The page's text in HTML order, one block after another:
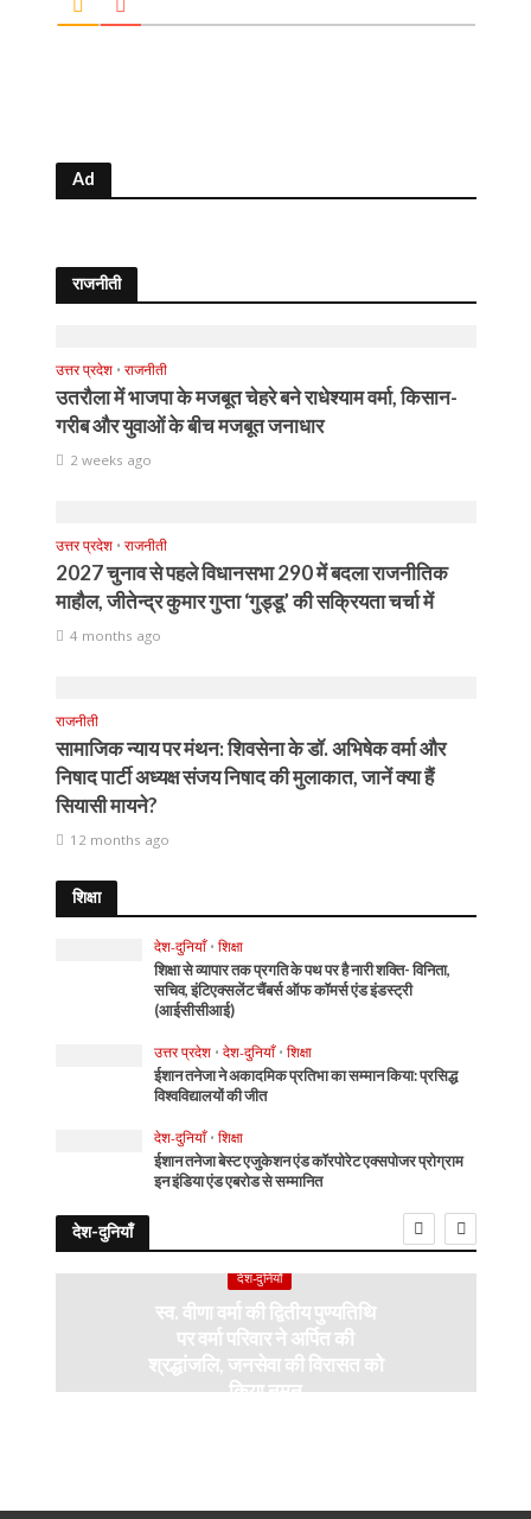
Ad
राजनीती
उत्तर प्रदेश • राजनीती
उतरौला में भाजपा के मजबूत चेहरे बने राधेश्याम वर्मा, किसान-
गरीब और युवाओं के बीच मजबूत जनाधार
2 weeks ago
उत्तर प्रदेश • राजनीती
2027 चुनाव से पहले विधानसभा 290 में बदला राजनीतिक
माहौल, जीतेन्द्र कुमार गुप्ता ‘गुड्डू’ की सक्रियता चर्चा में
4 months ago
राजनीती
सामाजिक न्याय पर मंथन: शिवसेना के डॉ. अभिषेक वर्मा और
निषाद पार्टी अध्यक्ष संजय निषाद की मुलाकात, जानें क्या हैं
सियासी मायने?
12 months ago
शिक्षा
देश-दुनियाँ • शिक्षा
शिक्षा से व्यापार तक प्रगति के पथ पर है नारी शक्ति- विनिता,
सचिव, इंटिएक्सलेंट चैंबर्स ऑफ कॉमर्स एंड इंडस्ट्री
(आईसीसीआई)
उत्तर प्रदेश • देश-दुनियाँ • शिक्षा
ईशान तनेजा ने अकादमिक प्रतिभा का सम्मान किया: प्रसिद्ध
विश्वविद्यालयों की जीत
देश-दुनियाँ • शिक्षा
ईशान तनेजा बेस्ट एजुकेशन एंड कॉरपोरेट एक्सपोजर प्रोग्राम
इन इंडिया एंड एबरोड से सम्मानित
देश-दुनियाँ
देश-दुनियाँ
स्व. वीणा वर्मा की द्वितीय पुण्यतिथि
पर वर्मा परिवार ने अर्पित की
श्रद्धांजलि, जनसेवा की विरासत को
किया नमन